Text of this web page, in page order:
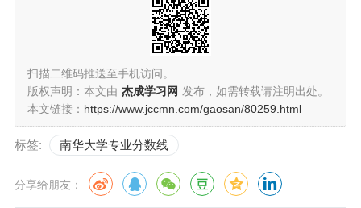
750。本科批（普通类，专业组02）：最低分 534，位次 2
3954。本科批（普通类，专业组01）：最低分 513，位次
28789。
南华大学护理研究生录取分数线603分。2023年，南华大
学护理研究生录取分数线为603分，护理硕士：总分305
分，单科满足A类地区国家线要求，考生需满足本人所报考
学科门类复试分数线要求，同时符合《南华大学2022年攻
读硕士学位研究生招生简章》的相关报考规定及要求，且
扫描二维码推送至手机访问。
版权声明：本文由 杰成学习网 发布，如需转载请注明出处。
本文链接： https://www.jccmn.com/gaosan/80259.html
标签: 南华大学专业分数线
分享给朋友：